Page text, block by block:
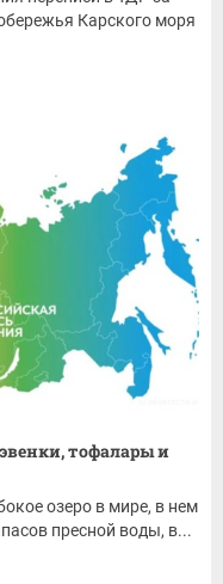
Карского моря
тофалары и
озеро в мире, в нем
пресной воды, в...